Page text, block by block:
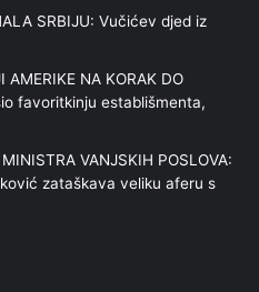
SRBIJU: Vučićev djed iz
AMERIKE NA KORAK DO
favoritkinju establišmenta,
VANJSKIH POSLOVA:
zataškava veliku aferu s